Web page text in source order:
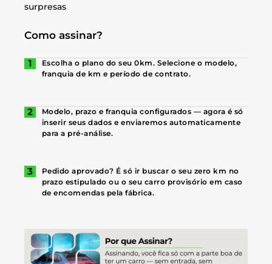
surpresas
Como assinar?
Escolha o plano do seu 0km. Selecione o modelo,
franquia de km e período de contrato.
Modelo, prazo e franquia configurados — agora é só
inserir seus dados e enviaremos automaticamente
para a pré-análise.
Pedido aprovado? É só ir buscar o seu zero km no
prazo estipulado ou o seu carro provisório em caso
de encomendas pela fábrica.